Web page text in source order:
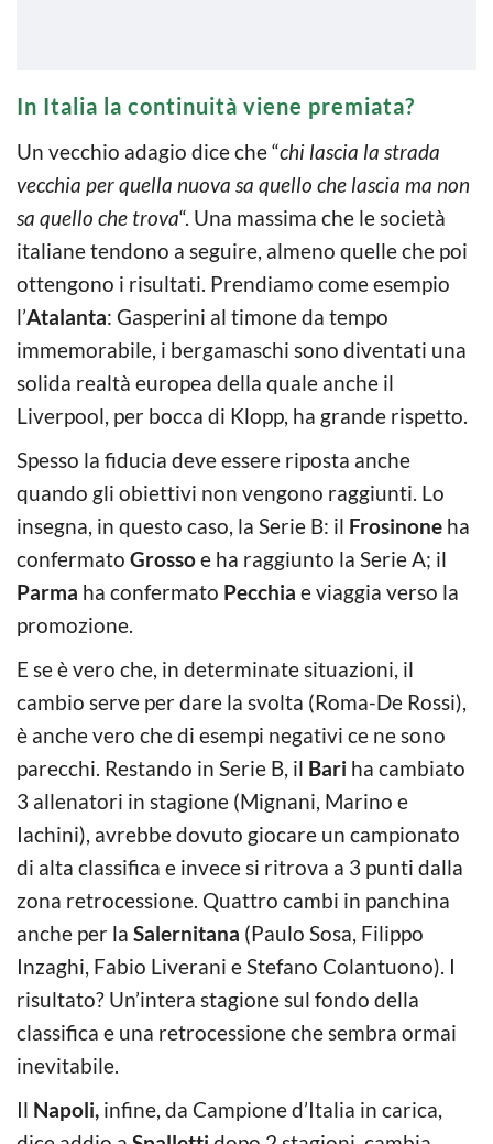
In Italia la continuità viene premiata?
Un vecchio adagio dice che “chi lascia la strada
vecchia per quella nuova sa quello che lascia ma non
sa quello che trova“. Una massima che le società
italiane tendono a seguire, almeno quelle che poi
ottengono i risultati. Prendiamo come esempio
l’Atalanta: Gasperini al timone da tempo
immemorabile, i bergamaschi sono diventati una
solida realtà europea della quale anche il
Liverpool, per bocca di Klopp, ha grande rispetto.
Spesso la fiducia deve essere riposta anche
quando gli obiettivi non vengono raggiunti. Lo
insegna, in questo caso, la Serie B: il Frosinone ha
confermato Grossoe ha raggiunto la Serie A; il
Parma ha confermato Pecchia e viaggia verso la
promozione.
E se è vero che, in determinate situazioni, il
cambio serve per dare la svolta (Roma-De Rossi),
è anche vero che di esempi negativi ce ne sono
parecchi. Restando in Serie B, il Bari ha cambiato
3 allenatori in stagione (Mignani, Marino e
Iachini), avrebbe dovuto giocare un campionato
di alta classifica e invece si ritrova a 3 punti dalla
zona retrocessione. Quattro cambi in panchina
anche per la Salernitana (Paulo Sosa, Filippo
Inzaghi, Fabio Liverani e Stefano Colantuono). I
risultato? Un’intera stagione sul fondo della
classifica e una retrocessione che sembra ormai
inevitabile.
Il Napoli, infine, da Campione d’Italia in carica,